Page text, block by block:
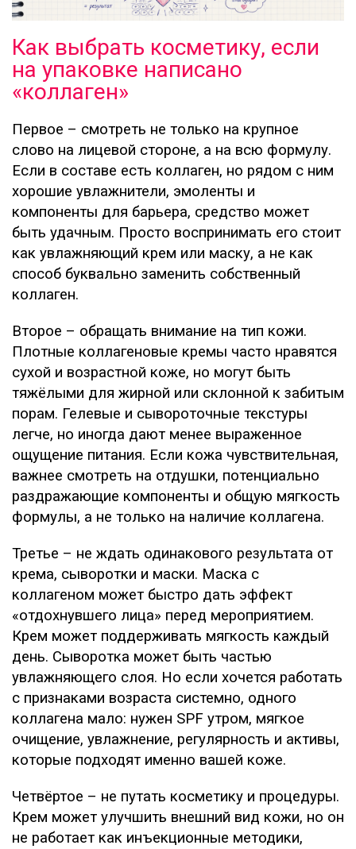
Как выбрать косметику, если
на упаковке написано
«коллаген»
Первое – смотреть не только на крупное
слово на лицевой стороне, а на всю формулу.
Если в составе есть коллаген, но рядом с ним
хорошие увлажнители, эмоленты и
компоненты для барьера, средство может
быть удачным. Просто воспринимать его стоит
как увлажняющий крем или маску, а не как
способ буквально заменить собственный
коллаген.
Второе – обращать внимание на тип кожи.
Плотные коллагеновые кремы часто нравятся
сухой и возрастной коже, но могут быть
тяжёлыми для жирной или склонной к забитым
порам. Гелевые и сывороточные текстуры
легче, но иногда дают менее выраженное
ощущение питания. Если кожа чувствительная,
важнее смотреть на отдушки, потенциально
раздражающие компоненты и общую мягкость
формулы, а не только на наличие коллагена.
Третье – не ждать одинакового результата от
крема, сыворотки и маски. Маска с
коллагеном может быстро дать эффект
«отдохнувшего лица» перед мероприятием.
Крем может поддерживать мягкость каждый
день. Сыворотка может быть частью
увлажняющего слоя. Но если хочется работать
с признаками возраста системно, одного
коллагена мало: нужен SPF утром, мягкое
очищение, увлажнение, регулярность и активы,
которые подходят именно вашей коже.
Четвёртое – не путать косметику и процедуры.
Крем может улучшить внешний вид кожи, но он
не работает как инъекционные методики,